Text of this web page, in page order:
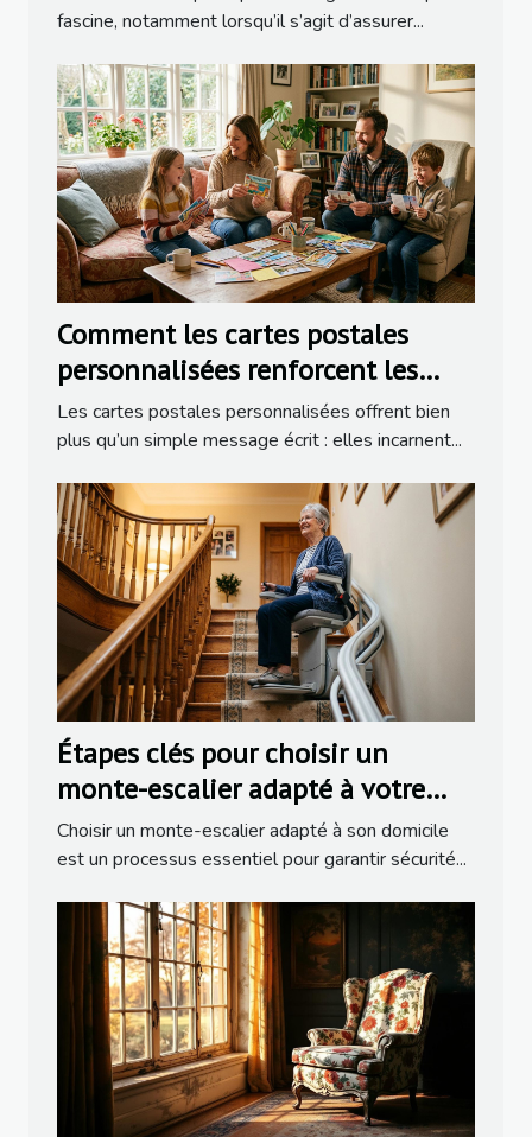
fascine, notamment lorsqu’il s’agit d’assurer...
Comment les cartes postales
personnalisées renforcent les
liens familiaux ?
Les cartes postales personnalisées offrent bien
plus qu’un simple message écrit : elles incarnent...
Étapes clés pour choisir un
monte-escalier adapté à votre
domicile
Choisir un monte-escalier adapté à son domicile
est un processus essentiel pour garantir sécurité...